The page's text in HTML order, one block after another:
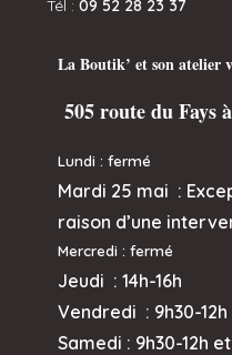
Tél :09 52 28 23 37
La Boutik’ et son atelier
505 route du Fays à
Lundi : fermé
Mardi 25 mai :
raison d’une
Mercredi: fermé
Jeudi :14h-16h
Vendredi : 9h30-
Samedi : 9h30-12h et